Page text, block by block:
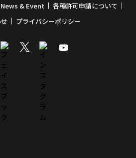
News & Event
各種許可申請について
プライバシーポリシー